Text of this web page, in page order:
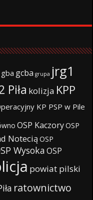
gba gcba grupa jrg1
Piła kolizja KPP
KP PSP w Pile
OSP KaczoryOSP
Notecią OSP
WysokaOSP
powiat pilski
ratownictwo